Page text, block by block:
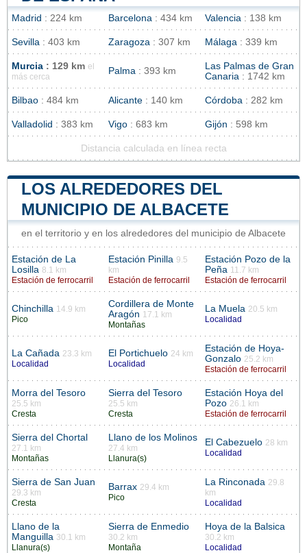
Madrid : 224 km Barcelona : 434 km Valencia : 138 km
Sevilla : 403 km Zaragoza : 307 km Málaga : 339 km
Murcia : 129 km el
más cerca
Palma : 393 km
Las Palmas de Gran
Canaria : 1742 km
Bilbao : 484 km Alicante : 140 km Córdoba : 282 km
Valladolid : 383 km Vigo : 683 km Gijón : 598 km
Distancia calculada en línea recta
LOS ALREDEDORES DEL
MUNICIPIO DE ALBACETE
en el territorio y en los alrededores del municipio de Albacete
Estación de La
Losilla 8.1 km
Estación de ferrocarril
Estación Pinilla 9.5
km
Estación de ferrocarril
Estación Pozo de la
Peña 11.7 km
Estación de ferrocarril
Chinchilla 14.9 km
Pico
Cordillera de Monte
Aragón 17.1 km
Montañas
La Muela 20.5 km
Localidad
La Cañada 23.3 km
Localidad
El Portichuelo 24 km
Localidad
Estación de Hoya-
Gonzalo 25.2 km
Estación de ferrocarril
Morra del Tesoro
25.5 km
Cresta
Sierra del Tesoro
25.5 km
Cresta
Estación Hoya del
Pozo 26.1 km
Estación de ferrocarril
Sierra del Chortal
27.1 km
Montañas
Llano de los Molinos
27.4 km
Llanura(s)
El Cabezuelo 28 km
Localidad
Sierra de San Juan
29.3 km
Cresta
Barrax 29.4 km
Pico
La Rinconada 29.8
km
Localidad
Llano de la
Manguilla 30.1 km
Llanura(s)
Sierra de Enmedio
30.2 km
Montaña
Hoya de la Balsica
30.2 km
Localidad